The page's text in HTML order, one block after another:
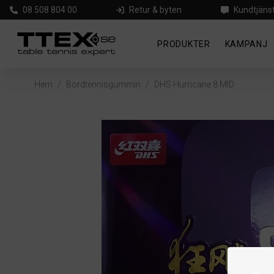
08 508 804 00 Retur & byten
PRODUKTER KAMPANJ
Hem / Bordtennisgummin / DHS Hurricane 8 MID